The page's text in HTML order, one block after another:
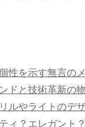
性を示す無言の
ドと技術革新の
ルやライトのデ
ィ？エレガント？